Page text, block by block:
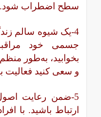
سطح اضطراب شود.
4-یک شیوه سالم
جسمی خود
بخوابید، به‌طور
و سعی کنید فعالیت
5-ضمن رعایت
ارتباط باشید. با